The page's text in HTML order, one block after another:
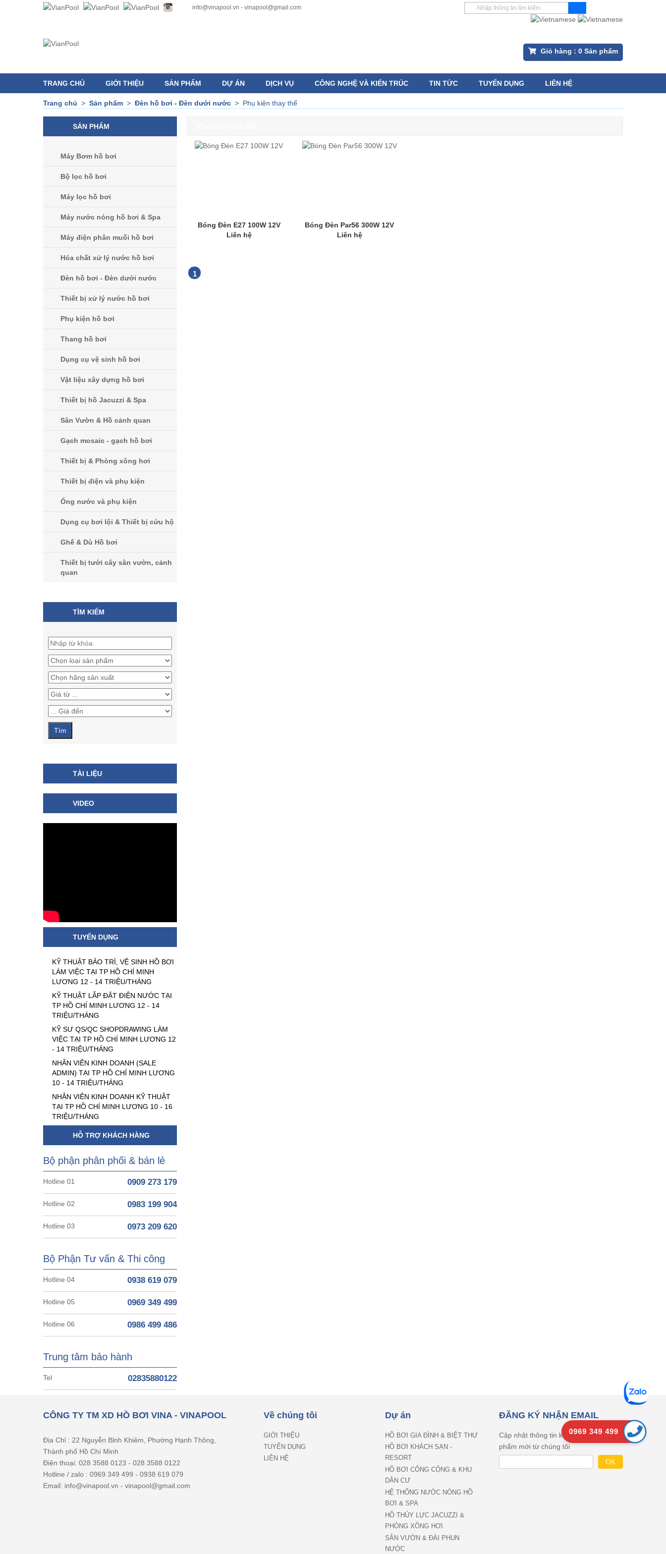
info@vinapool.vn - vinapool@gmail.com
Giỏ hàng : 0 Sản phẩm
TRANG CHỦ GIỚI THIỆU SẢN PHẨM DỰ ÁN DỊCH VỤ CÔNG NGHỆ VÀ KIẾN TRÚC TIN TỨC TUYỂN DỤNG LIÊN HỆ
Trang chủ > Sản phẩm > Đèn hồ bơi - Đèn dưới nước > Phụ kiện thay thế
SẢN PHẨM
Máy Bơm hồ bơi
Bộ lọc hồ bơi
Máy lọc hồ bơi
Máy nước nóng hồ bơi & Spa
Máy điện phân muối hồ bơi
Hóa chất xử lý nước hồ bơi
Đèn hồ bơi - Đèn dưới nước
Thiết bị xử lý nước hồ bơi
Phụ kiện hồ bơi
Thang hồ bơi
Dụng cụ vệ sinh hồ bơi
Vật liệu xây dựng hồ bơi
Thiết bị hồ Jacuzzi & Spa
Sân Vườn & Hồ cảnh quan
Gạch mosaic - gạch hồ bơi
Thiết bị & Phòng xông hơi
Thiết bị điện và phụ kiện
Ống nước và phụ kiện
Dụng cụ bơi lội & Thiết bị cứu hộ
Ghế & Dù Hồ bơi
Thiết bị tưới cây sân vườn, cảnh
quan
TÌM KIẾM
TÀI LIỆU
VIDEO
TUYỂN DỤNG
KỸ THUẬT BẢO TRÌ, VỆ SINH HỒ BƠI
LÀM VIỆC TẠI TP HỒ CHÍ MINH
LƯƠNG 12 - 14 TRIỆU/THÁNG
KỸ THUẬT LẮP ĐẶT ĐIỆN NƯỚC TẠI
TP HỒ CHÍ MINH LƯƠNG 12 - 14
TRIỆU/THÁNG
KỸ SƯ QS/QC SHOPDRAWING LÀM
VIỆC TẠI TP HỒ CHÍ MINH LƯƠNG 12
- 14 TRIỆU/THÁNG
NHÂN VIÊN KINH DOANH (SALE
ADMIN) TẠI TP HỒ CHÍ MINH LƯƠNG
10 - 14 TRIỆU/THÁNG
NHÂN VIÊN KINH DOANH KỸ THUẬT
TẠI TP HỒ CHÍ MINH LƯƠNG 10 - 16
TRIỆU/THÁNG
HỖ TRỢ KHÁCH HÀNG
Bộ phận phân phối & bán lẻ
Hotline 01 0909 273 179
Hotline 02 0983 199 904
Hotline 03 0973 209 620
Bộ Phận Tư vấn & Thi công
Hotline 04 0938 619 079
Hotline 05 0969 349 499
Hotline 06 0986 499 486
Trung tâm bảo hành
Tel 02835880122
Bóng Đèn E27 100W 12V
Liên hệ
Bóng Đèn Par56 300W 12V
Liên hệ
1
CÔNG TY TM XD HỒ BƠI VINA - VINAPOOL
Địa Chỉ : 22 Nguyễn Bỉnh Khiêm, Phường Hạnh Thông,
Thành phố Hồ Chí Minh
Điện thoại: 028 3588 0123 - 028 3588 0122
Hotline / zalo : 0969 349 499 - 0938 619 079
Email: info@vinapool.vn - vinapool@gmail.com
Về chúng tôi
GIỚI THIỆU
TUYỂN DỤNG
LIÊN HỆ
Dự án
HỒ BƠI GIA ĐÌNH & BIỆT THỰ
HỒ BƠI KHÁCH SẠN -
RESORT
HỒ BƠI CÔNG CỘNG & KHU
DÂN CƯ
HỆ THỐNG NƯỚC NÓNG HỒ
BƠI & SPA
HỒ THỦY LỰC JACUZZI &
PHÒNG XÔNG HƠI
SÂN VƯỜN & ĐÀI PHUN
NƯỚC
ĐĂNG KÝ NHẬN EMAIL
Cập nhật thông tin khuyên mãi, sản
phẩm mới từ chúng tôi
0969 349 499